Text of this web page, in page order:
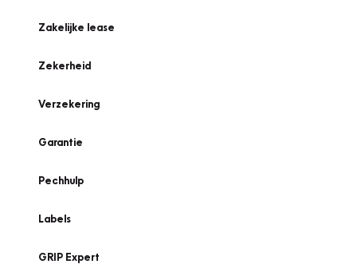
Zakelijke lease
Zekerheid
Verzekering
Garantie
Pechhulp
Labels
GRIP Expert